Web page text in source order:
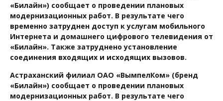
«Билайн») сообщает о проведении плановых
модернизационных работ. В результате чего
временно затруднен доступ к услугам мобильного
Интернета и домашнего цифрового телевидения от
«Билайн». Также затруднено установление
соединения входящих и исходящих вызовов.
Астраханский филиал ОАО «ВымпелКом» (бренд
«Билайн») сообщает о проведении плановых
модернизационных работ. В результате чего